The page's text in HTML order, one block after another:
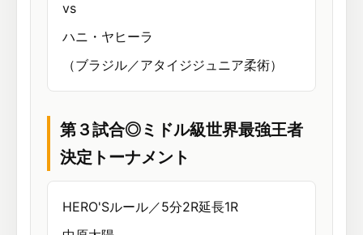
vs
ハニ・ヤヒーラ
（ブラジル／アタイジジュニア柔術）
第３試合◎ミドル級世界最強王者
決定トーナメント
HERO'Sルール／5分2R延長1R